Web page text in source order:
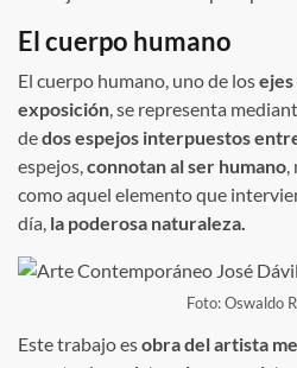
El cuerpo humano
El cuerpo humano, uno de los
exposición, se representa
dedos espejos interpuestos
espejos,connotan al ser humano,
como aquel elemento que
día, la poderosa naturaleza.
Foto: Oswaldo
Este trabajo esobra del artista